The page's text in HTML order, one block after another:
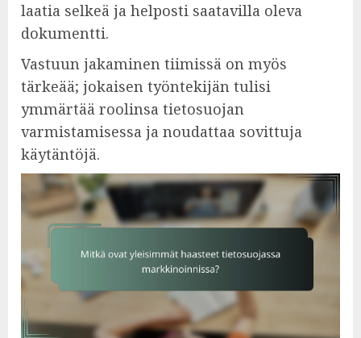
laatia selkeä ja helposti saatavilla oleva
dokumentti.
Vastuun jakaminen tiimissä on myös
tärkeää; jokaisen työntekijän tulisi
ymmärtää roolinsa tietosuojan
varmistamisessa ja noudattaa sovittuja
käytäntöjä.